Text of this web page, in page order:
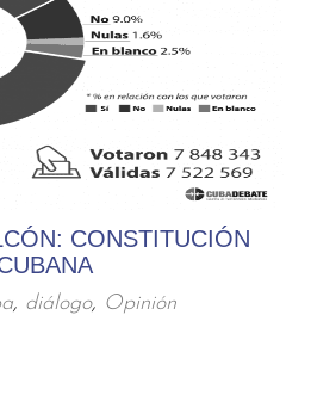
CONSTITUCIÓN
, diálogo, Opinión